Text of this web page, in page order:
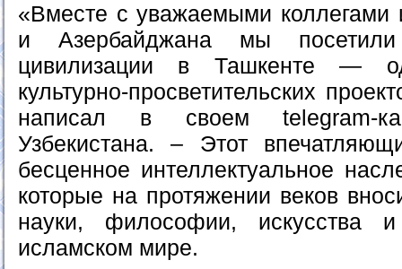
«Вместе с уважаемыми коллегами
и Азербайджана мы
цивилизации в Ташкенте —
культурно-просветительских
написал в своем telegram-
Узбекистана. – Этот
бесценное интеллектуальное
которые на протяжении веков
науки, философии, искусства
исламском мире.